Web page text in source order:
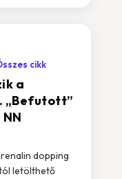
a
„Befutott”
cikk
dopping
letölthető